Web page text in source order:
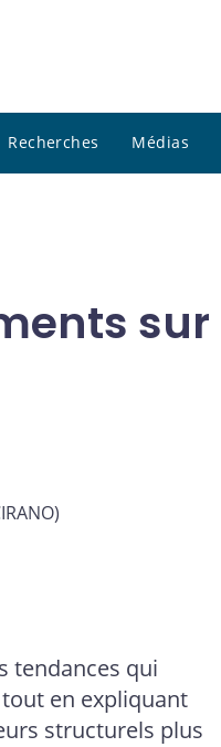
Recherches Médias
sur
tendances qui
en expliquant
structurels plus